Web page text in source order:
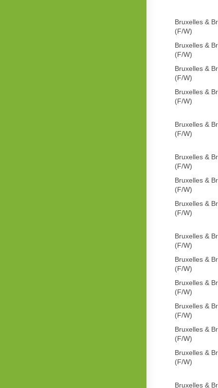
Bruxelles &
(F/W)
Bruxelles &
(F/W)
Bruxelles &
(F/W)
Bruxelles &
(F/W)
Bruxelles &
(F/W)
Bruxelles &
(F/W)
Bruxelles &
(F/W)
Bruxelles &
(F/W)
Bruxelles &
(F/W)
Bruxelles &
(F/W)
Bruxelles &
(F/W)
Bruxelles &
(F/W)
Bruxelles &
(F/W)
Bruxelles &
(F/W)
Bruxelles &